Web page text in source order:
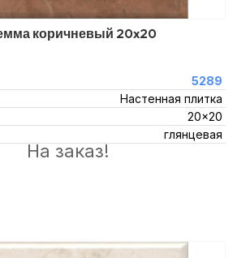
коричневый 20x20
5289
Настенная плитка
20x20
глянцевая
На заказ!